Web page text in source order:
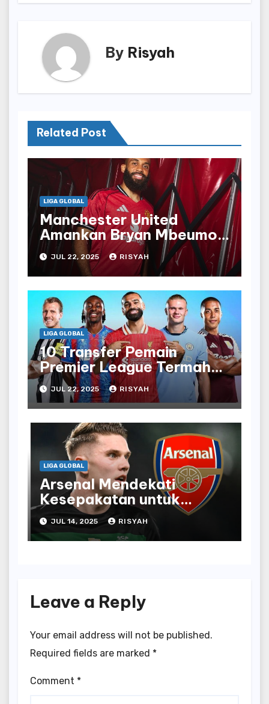
By Risyah
Related Post
LIGA GLOBAL
Manchester United
Amankan Bryan Mbeumo
Pembelian £71 Juta
JUL 22, 2025 RISYAH
LIGA GLOBAL
10 Transfer Pemain
Premier League Termahal
di Musim Ini
JUL 22, 2025 RISYAH
LIGA GLOBAL
Arsenal Mendekati
Kesepakatan untuk
Penyerang Sporting
Viktor Gyokeres
JUL 14, 2025 RISYAH
Leave a Reply
Your email address will not be published.
Required fields are marked *
Comment *